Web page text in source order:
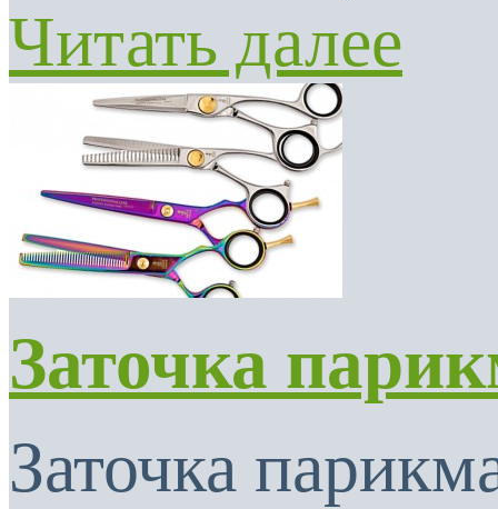
Читать далее
Заточка
Заточка